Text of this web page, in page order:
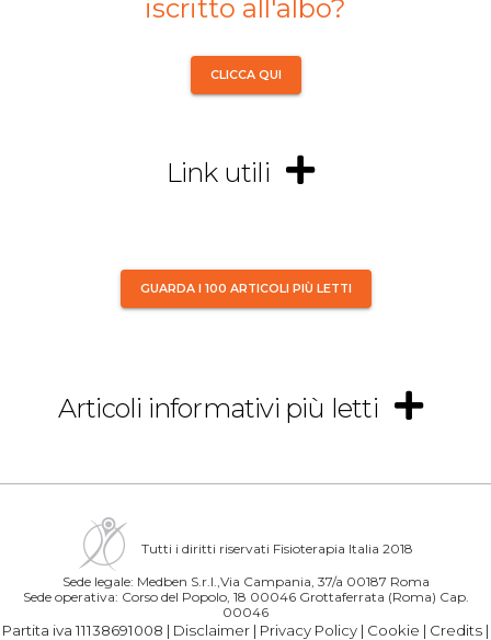
iscritto all'albo?
CLICCA QUI
Link utili
GUARDA I 100 ARTICOLI PIÙ LETTI
Articoli informativi più letti
Tutti i diritti riservati Fisioterapia Italia 2018
Sede legale: Medben S.r.l.,Via Campania, 37/a 00187 Roma
Sede operativa: Corso del Popolo, 18 00046 Grottaferrata (Roma) Cap.
00046
Partita iva 11138691008 | Disclaimer | Privacy Policy | Cookie | Credits |